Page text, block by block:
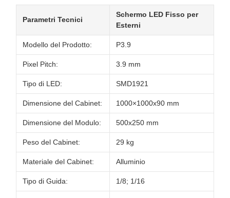
Parametri Tecnici
Schermo LED Fisso per
Esterni
Modello del Prodotto: P3.9
Pixel Pitch: 3.9 mm
Tipo di LED: SMD1921
Dimensione del Cabinet: 1000×1000x90 mm
Dimensione del Modulo: 500x250 mm
Peso del Cabinet: 29 kg
Materiale del Cabinet: Alluminio
Tipo di Guida: 1/8; 1/16